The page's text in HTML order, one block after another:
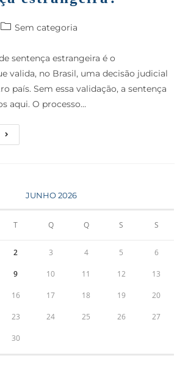
Sem categoria
sentença estrangeira é o
valida, no Brasil, uma decisão judicial
país. Sem essa validação, a sentença
aqui. O processo…
JUNHO 2026
T Q Q S S
2 3 4 5 6
9 10 11 12 13
16 17 18 19 20
23 24 25 26 27
30